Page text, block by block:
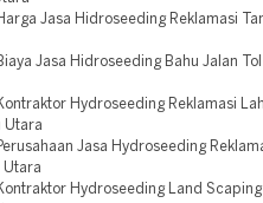
Jasa Hidroseeding Reklamasi
Jasa Hidroseeding Bahu Jalan
Hydroseeding Reklamasi
Utara
Jasa Hydroseeding
Utara
Hydroseeding Land